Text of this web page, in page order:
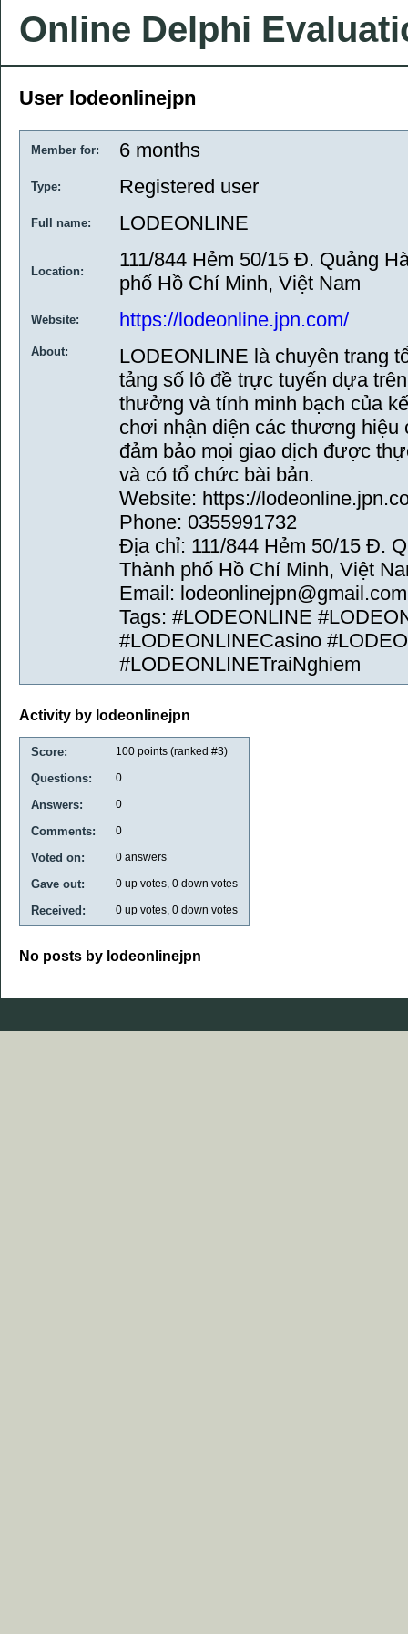
Online Delphi
User lodeonlinejpn
Member for: 6 months
Type: Registered user
Full name: LODEONLINE
Location:
111/844 Hẻm 50/15 Đ. Quảng
phố Hồ Chí Minh, Việt Nam
Website: https://lodeonline.jpn.com/
About:
LODEONLINE là chuyên trang
tảng số lô đề trực tuyến dựa
thưởng và tính minh bạch của
chơi nhận diện các thương hiệu
đảm bảo mọi giao dịch được
và có tổ chức bài bản.
Website: https://
Phone: 0355991732
Địa chỉ: 111/844 Hẻm 50/15 Đ.
Thành phố Hồ Chí Minh, Việt
Email: lodeonlinejpn@gmail.com
Tags: #LODEONLINE
#LODEONLINECasino
#LODEONLINETraiNghiem
Activity by lodeonlinejpn
Score: 100 points (ranked #3)
Questions: 0
Answers: 0
Comments: 0
Voted on: 0 answers
Gave out: 0 up votes, 0 down votes
Received: 0 up votes, 0 down votes
No posts by lodeonlinejpn